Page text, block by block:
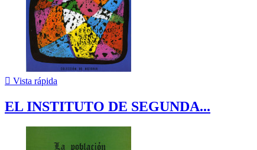
 Vista rápida
EL INSTITUTO DE SEGUNDA...